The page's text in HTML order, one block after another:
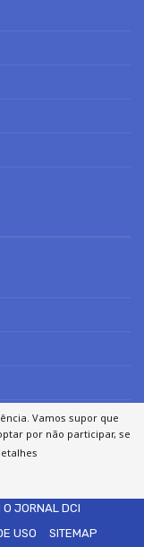
O JORNAL DCI
USO SITEMAP
Vamos supor que
por não participar, se